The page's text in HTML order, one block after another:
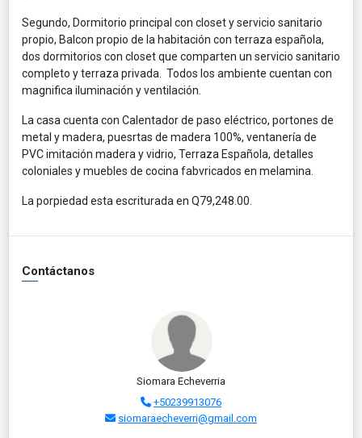
Segundo, Dormitorio principal con closet y servicio sanitario
propio, Balcon propio de la habitación con terraza española,
dos dormitorios con closet que comparten un servicio sanitario
completo y terraza privada. Todos los ambiente cuentan con
magnifica iluminación y ventilación.
La casa cuenta con Calentador de paso eléctrico, portones de
metal y madera, puesrtas de madera 100%, ventanería de
PVC imitación madera y vidrio, Terraza Española, detalles
coloniales y muebles de cocina fabvricados en melamina.
La porpiedad esta escriturada en Q79,248.00.
Contáctanos
Siomara Echeverria
+50239913076
siomaraecheverri@gmail.com